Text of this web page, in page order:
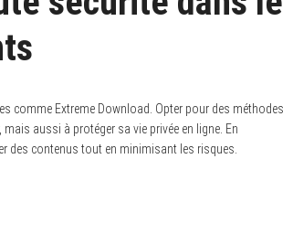
comme Extreme Download. Opter pour des méthodes
aussi à protéger sa vie privée en ligne. En
des contenus tout en minimisant les risques.